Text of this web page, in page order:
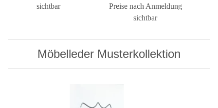
sichtbar
Preise nach Anmeldung
sichtbar
Möbelleder Musterkollektion